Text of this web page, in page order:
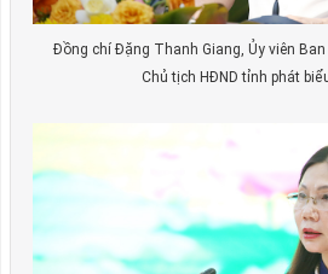
Đồng chí Đặng Thanh Giang, Ủy viên
Chủ tịch HĐND tỉnh phát